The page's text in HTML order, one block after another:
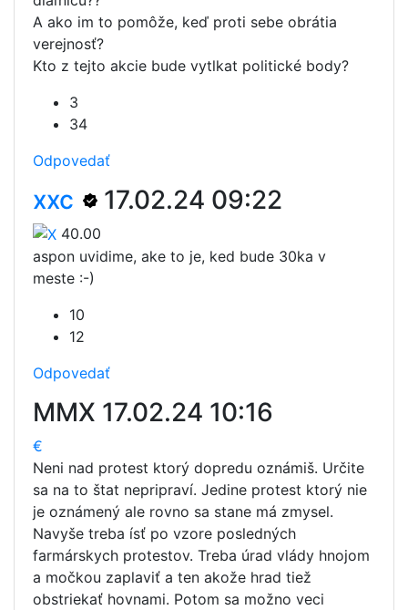
A ako im to pomôže, keď proti sebe obrátia
verejnosť?
Kto z tejto akcie bude vytlkat politické body?
3
34
Odpovedať
xxc 17.02.24 09:22
40.00
aspon uvidime, ake to je, ked bude 30ka v
meste :-)
10
12
Odpovedať
MMX 17.02.24 10:16
€
Neni nad protest ktorý dopredu oznámiš. Určite
sa na to štat nepripraví. Jedine protest ktorý nie
je oznámený ale rovno sa stane má zmysel.
Navyše treba ísť po vzore posledných
farmárskych protestov. Treba úrad vlády hnojom
a močkou zaplaviť a ten akože hrad tiež
obstriekať hovnami. Potom sa možno veci